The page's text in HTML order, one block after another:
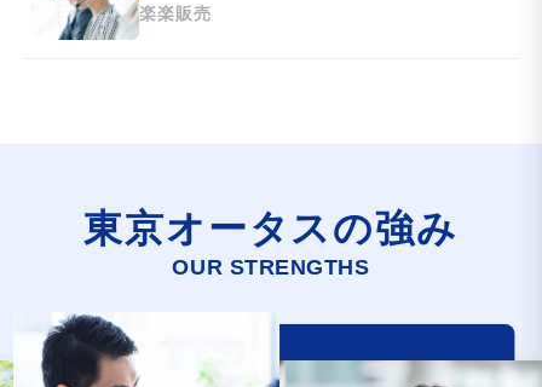
楽楽販売
OUR STRENGTHS
東京オータスの強み